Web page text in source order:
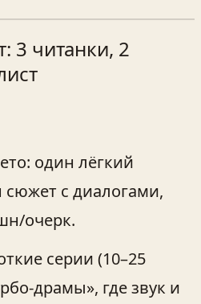
3 читанки, 2
один лёгкий
сюжет с диалогами,
очерк.
серии (10–25
где звук и